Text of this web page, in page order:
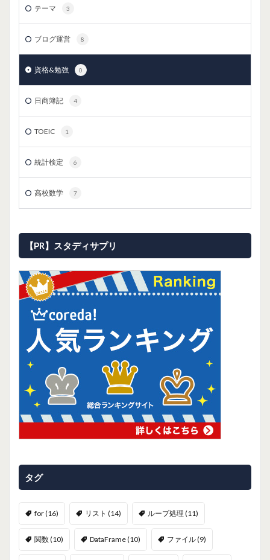
テーマ 3
ブログ運営 8
資格&勉強 0
日商簿記 4
TOEIC 1
統計検定 6
高校数学 7
【PR】スタディサプリ
タグ
for(16) リスト (14) ループ処理 (11)
関数(10) DataFrame(10) ファイル(9)